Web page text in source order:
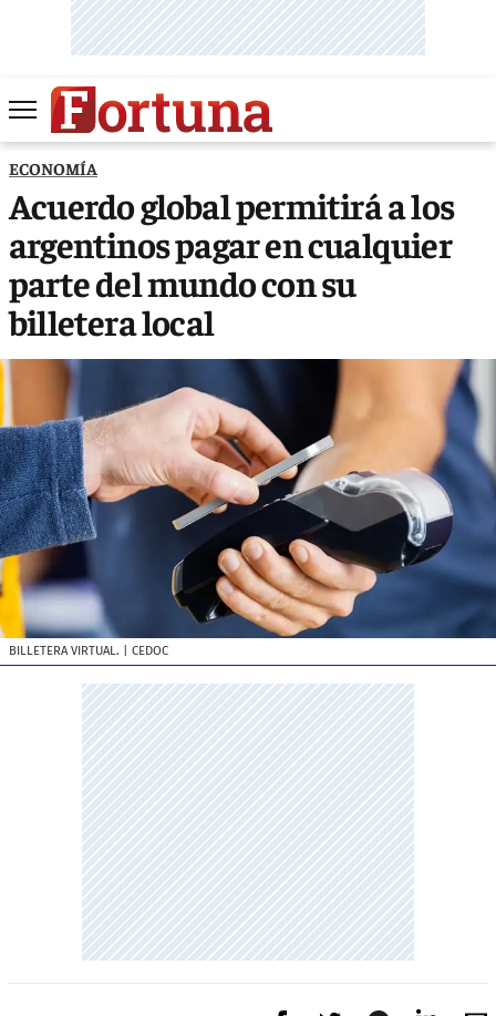
ECONOMÍA
Acuerdo global permitirá a los
argentinos pagar en cualquier
parte del mundo con su
billetera local
BILLETERA VIRTUAL. | CEDOC